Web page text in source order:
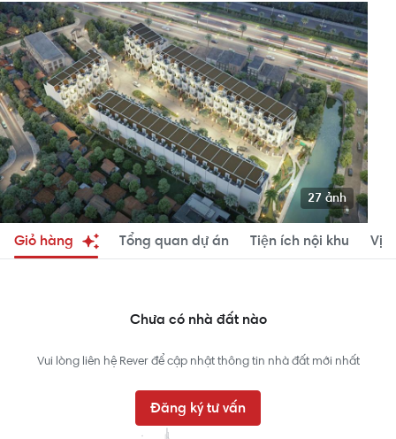
27 ảnh
Giỏ hàng Tổng quan dự án Tiện ích nội khu Vị
Chưa có nhà đất nào
Vui lòng liên hệ Rever để cập nhật thông tin nhà đất mới nhất
Đăng ký tư vấn